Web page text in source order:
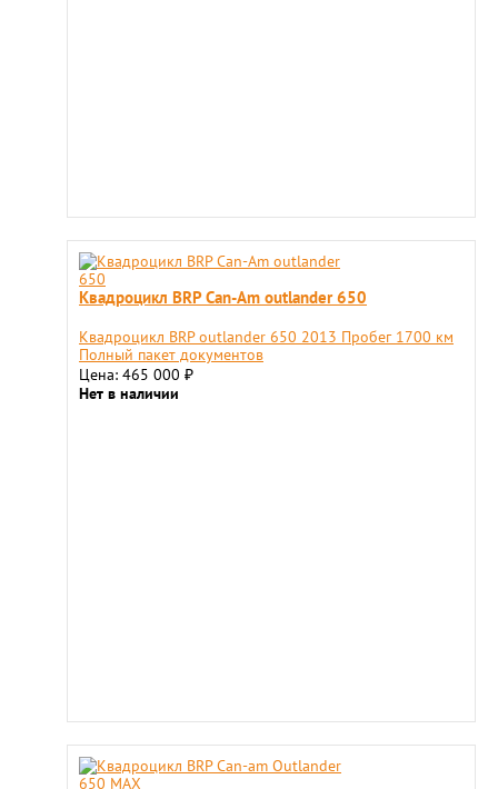
Квадроцикл BRP Can-Am outlander 650
Квадроцикл BRP outlander 650 2013 Пробег 1700 км
Полный пакет документов
Цена: 465 000 ₽
Нет в наличии